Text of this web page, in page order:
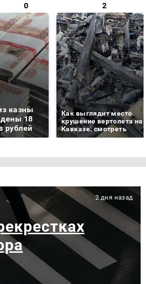
0 2
казны
18
рублей
Как выглядит место
крушение вертолета на
Кавказе: смотреть
2 дня назад